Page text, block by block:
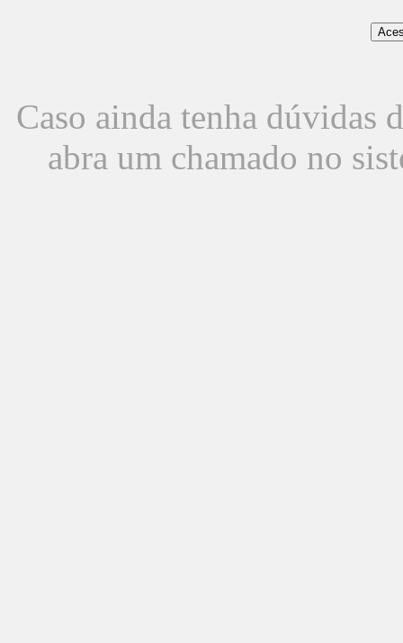
Caso ainda tenha dúvidas
abra um chamado no